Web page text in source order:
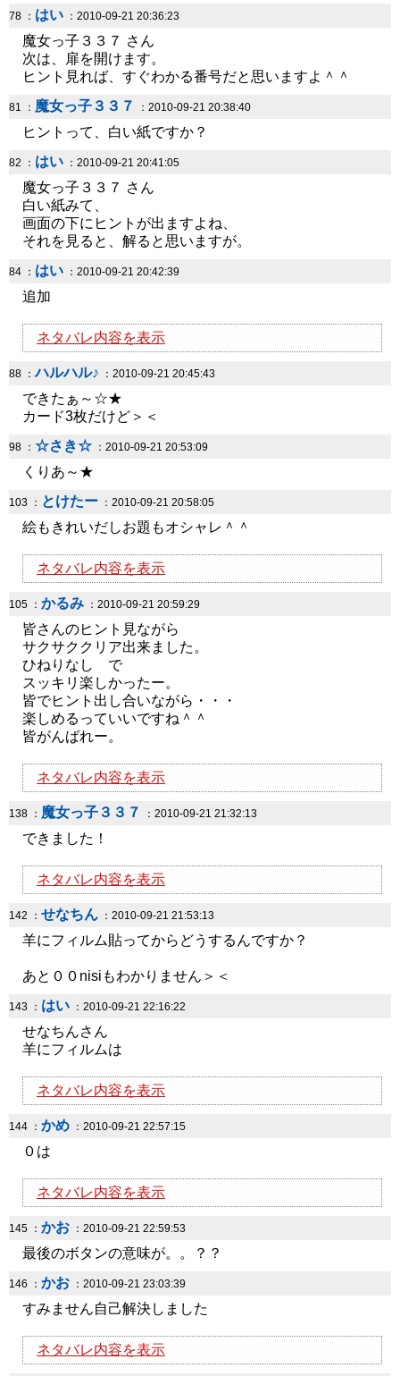
78 ： はい ：2010-09-21 20:36:23
魔女っ子３３７ さん
次は、扉を開けます。
ヒント見れば、すぐわかる番号だと思いますよ＾＾
81 ： 魔女っ子３３７ ：2010-09-21 20:38:40
ヒントって、白い紙ですか？
82 ： はい ：2010-09-21 20:41:05
魔女っ子３３７ さん
白い紙みて、
画面の下にヒントが出ますよね、
それを見ると、解ると思いますが。
84 ： はい ：2010-09-21 20:42:39
追加
ネタバレ内容を表示
88 ：ハルハル♪ ：2010-09-21 20:45:43
できたぁ～☆★
カード3枚だけど＞＜
98 ： ☆さき☆ ：2010-09-21 20:53:09
くりあ～★
103 ： とけたー ：2010-09-21 20:58:05
絵もきれいだしお題もオシャレ＾＾
ネタバレ内容を表示
105 ： かるみ ：2010-09-21 20:59:29
皆さんのヒント見ながら
サクサククリア出来ました。
ひねりなし で
スッキリ楽しかったー。
皆でヒント出し合いながら・・・
楽しめるっていいですね＾＾
皆がんばれー。
ネタバレ内容を表示
138 ： 魔女っ子３３７ ：2010-09-21 21:32:13
できました！
ネタバレ内容を表示
142 ： せなちん ：2010-09-21 21:53:13
羊にフィルム貼ってからどうするんですか？
あと００nisiもわかりません＞＜
143 ： はい ：2010-09-21 22:16:22
せなちんさん
羊にフィルムは
ネタバレ内容を表示
144 ： かめ ：2010-09-21 22:57:15
０は
ネタバレ内容を表示
145 ： かお ：2010-09-21 22:59:53
最後のボタンの意味が。。？？
146 ： かお ：2010-09-21 23:03:39
すみません自己解決しました
ネタバレ内容を表示